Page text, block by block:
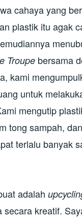
cahaya yang
plastik itu agak
Troupe bersama
kami
untuk
mengutip
tong sampah,
terlalu banyak
adalah
secara kreatif.